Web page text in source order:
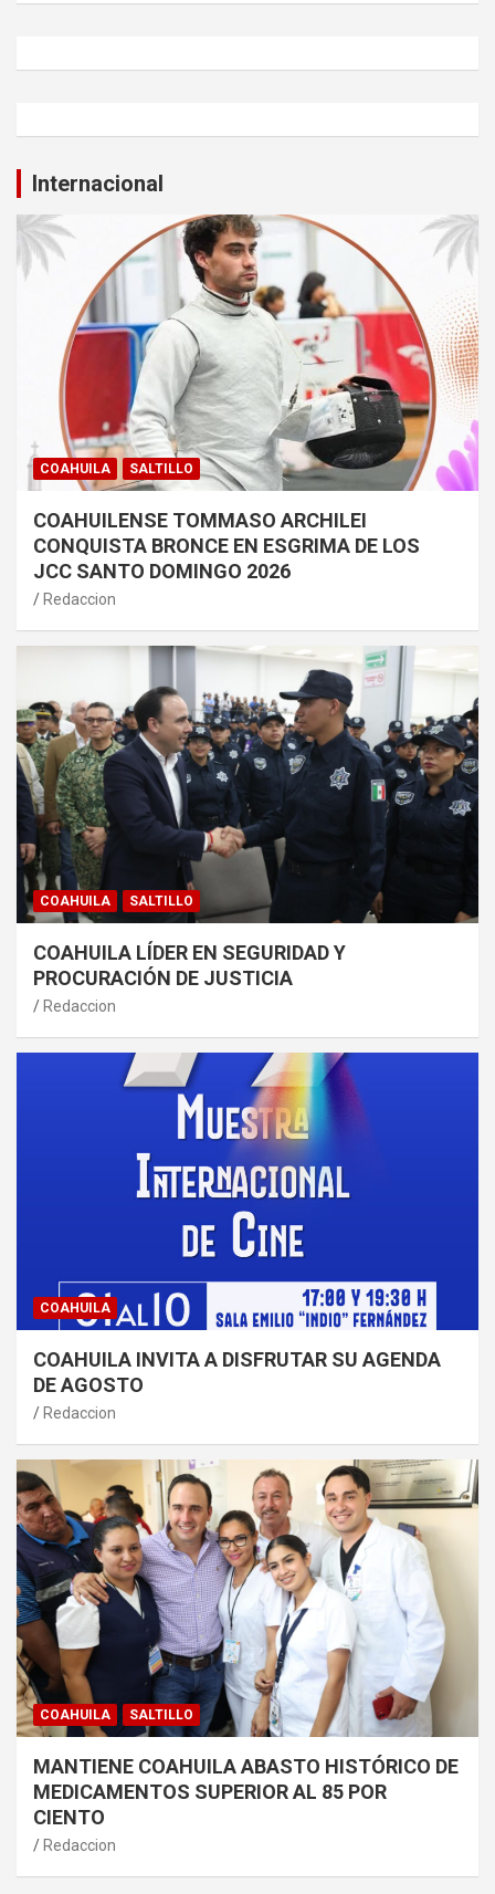
Internacional
COAHUILA SALTILLO
COAHUILENSE TOMMASO ARCHILEI
CONQUISTA BRONCE EN ESGRIMA DE LOS
JCC SANTO DOMINGO 2026
Redaccion
COAHUILA SALTILLO
COAHUILA LÍDER EN SEGURIDAD Y
PROCURACIÓN DE JUSTICIA
Redaccion
COAHUILA
COAHUILA INVITA A DISFRUTAR SU AGENDA
DE AGOSTO
Redaccion
COAHUILA SALTILLO
MANTIENE COAHUILA ABASTO HISTÓRICO DE
MEDICAMENTOS SUPERIOR AL 85 POR
CIENTO
Redaccion